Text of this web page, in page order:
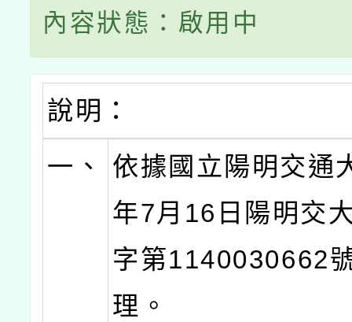
內容狀態：啟用中
說明：
一、
依據國立陽明交通
年7月16日陽明交
字第1140030662
理。